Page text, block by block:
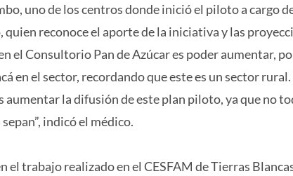
uno de los centros donde inició el piloto a cargo
reconoce el aporte de la iniciativa y las
el Consultorio Pan de Azúcar es poder aumentar,
en el sector, recordando que este es un sector
la difusión de este plan piloto, ya que no
indicó el médico.
trabajo realizado en el CESFAM de Tierras